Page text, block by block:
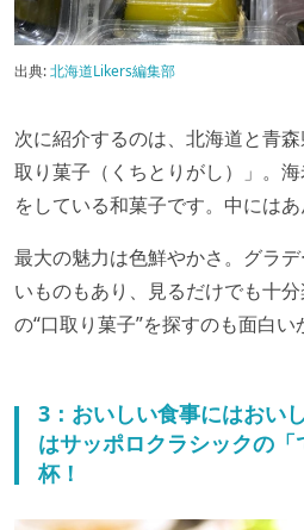
出典:北海道Likers編集部
次に紹介するのは、北海道と青
取り菓子（くちとりがし）」。
をしている和菓子です。中にはあ
最大の魅力は色鮮やかさ。グラ
いものもあり、見るだけでも十
の“口取り菓子”を探すのも面白い
3：おいしい食事にはおい
はサッポロクラシックの
杯！